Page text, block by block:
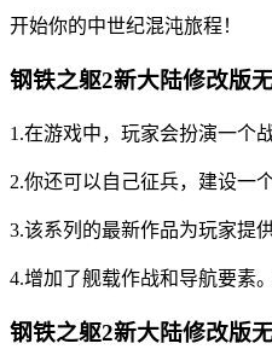
开始你的中世纪混沌旅程！
钢铁之躯2新大陆修改版
1.在游戏中，玩家会扮演一个
2.你还可以自己征兵，建设一
3.该系列的最新作品为玩家提
4.增加了舰载作战和导航要素
钢铁之躯2新大陆修改版